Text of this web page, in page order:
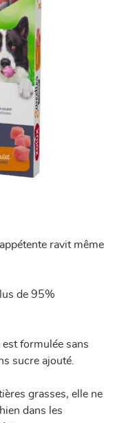
ravit même
de 95%
formulée sans
sucre ajouté.
grasses, elle ne
dans les